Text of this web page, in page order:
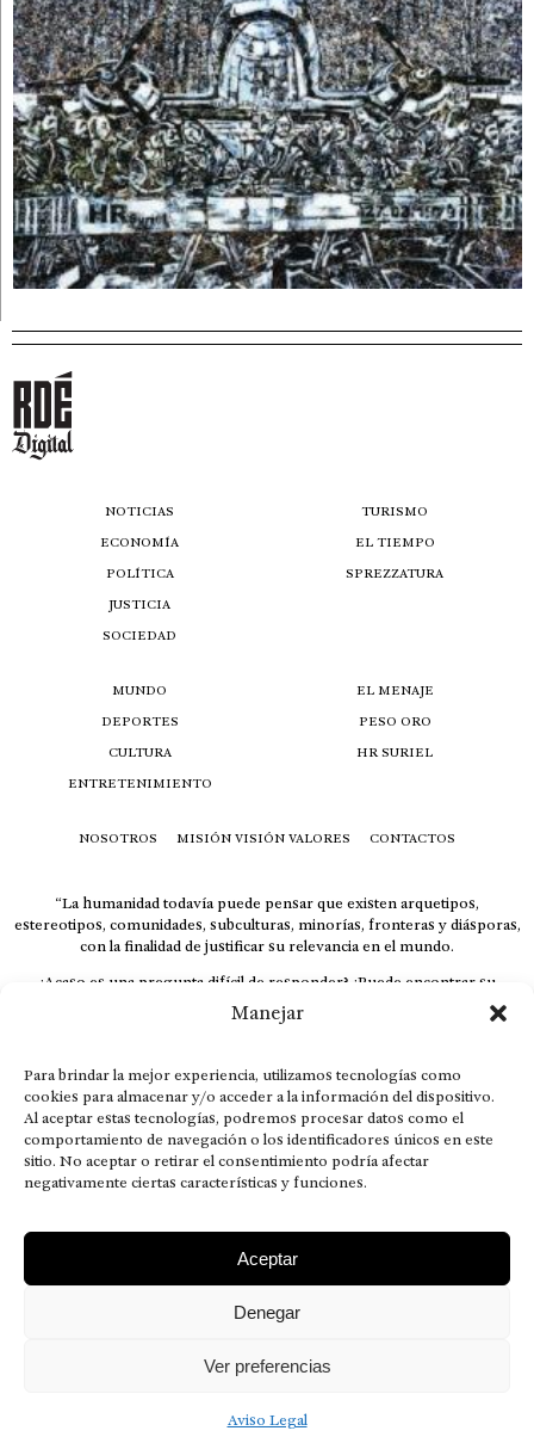
Manejar
Para brindar la mejor experiencia, utilizamos tecnologías como
cookies para almacenar y/o acceder a la información del dispositivo.
Al aceptar estas tecnologías, podremos procesar datos como el
comportamiento de navegación o los identificadores únicos en este
sitio. No aceptar o retirar el consentimiento podría afectar
negativamente ciertas características y funciones.
Aceptar
Denegar
Ver preferencias
Aviso Legal
NOTICIAS
ECONOMÍA
POLÍTICA
JUSTICIA
SOCIEDAD
TURISMO
EL TIEMPO
SPREZZATURA
MUNDO
DEPORTES
CULTURA
ENTRETENIMIENTO
EL MENAJE
PESO ORO
HR SURIEL
NOSOTROS MISIÓN VISIÓN VALORES CONTACTOS
“La humanidad todavía puede pensar que existen arquetipos,
estereotipos, comunidades, subculturas, minorías, fronteras y diásporas,
con la finalidad de justificar su relevancia en el mundo.
¿Acaso es una pregunta difícil de responder? ¿Puede encontrar su
respuesta al instante, otorgando al receptor cuestionado espacio y
velocidad suficiente para responder correctamente? De no ser así, el que
El concepto de familia no está limitado exclusivamente a la sangre; seres
que surgen en nuestro diario vivir suelen pesar más que los
emparentados. Más bien, el apego de estas dos versiones de seres
queridos mueve ideales provenientes de sus vivencias.
This is for nuestra gente.” – HRSuriel
MISIÓN VISIÓN VALORES
CONTACTOS
2026 RDÉ Digital, todos los derechos reservados.